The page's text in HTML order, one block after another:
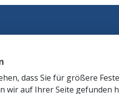
dass Sie für größere
wir auf Ihrer Seite gefunden